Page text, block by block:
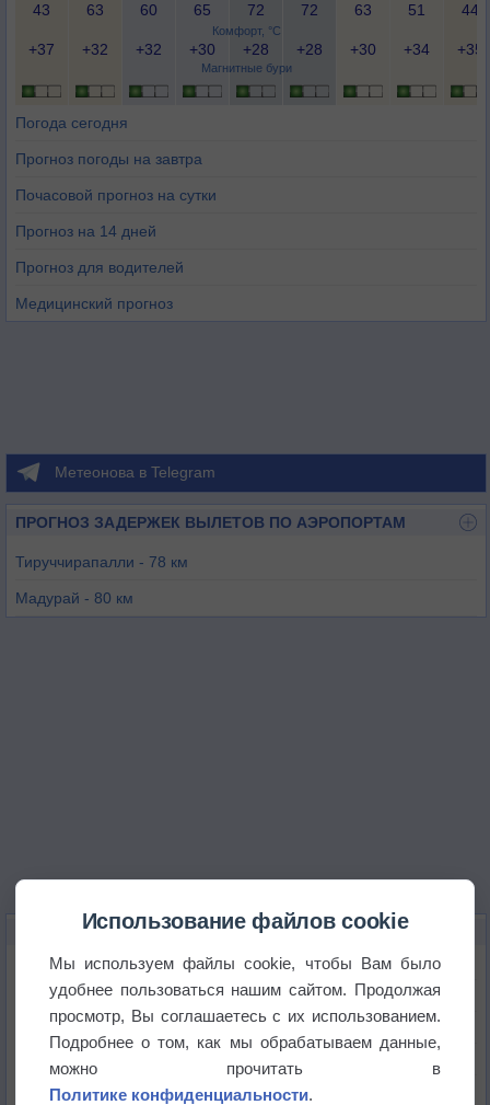
Комфорт, °C
Магнитные бури
43 63 60 65 72 72 63 51 44
+37 +32 +32 +30 +28 +28 +30 +34 +35
Погода сегодня
Прогноз погоды на завтра
Почасовой прогноз на сутки
Прогноз на 14 дней
Прогноз для водителей
Медицинский прогноз
Метеонова в Telegram
ПРОГНОЗ ЗАДЕРЖЕК ВЫЛЕТОВ ПО АЭРОПОРТАМ
Тируччирапалли - 78 км
Мадурай - 80 км
КАРТЫ ПОГОДЫ В КАРАЙКУДИ
Температура
Давление
Осадки
Список всех карт
Использование файлов cookie
Мы используем файлы cookie, чтобы Вам было
удобнее пользоваться нашим сайтом. Продолжая
просмотр, Вы соглашаетесь с их использованием.
Подробнее о том, как мы обрабатываем данные,
можно прочитать в
Политике конфиденциальности.